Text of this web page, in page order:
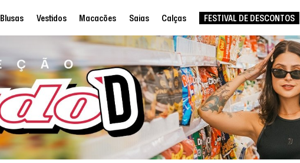
Blusas Vestidos Macacões Saias Calças FESTIVAL DE DESCONTOS